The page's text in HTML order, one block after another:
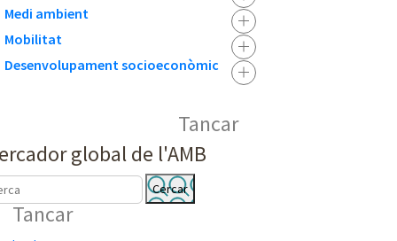
Medi ambient
Mobilitat
Desenvolupament socioeconòmic
Tancar
global de l'AMB
C
Tancar